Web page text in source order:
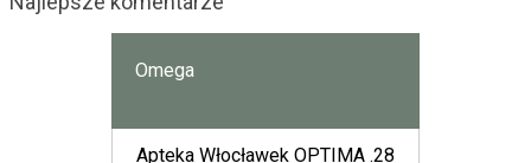
Omega
Apteka Włocławek OPTIMA .28